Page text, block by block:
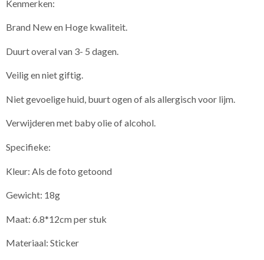
Kenmerken:
Brand New en Hoge kwaliteit.
Duurt overal van 3- 5 dagen.
Veilig en niet giftig.
Niet gevoelige huid, buurt ogen of als allergisch voor lijm.
Verwijderen met baby olie of alcohol.
Specifieke:
Kleur: Als de foto getoond
Gewicht: 18g
Maat: 6.8*12cm per stuk
Materiaal: Sticker